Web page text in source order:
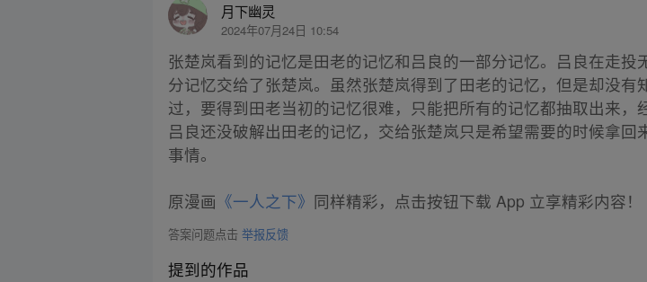
月下幽灵
2024年07月24日 10:54
张楚岚看到的记忆是田老的记忆和吕良的一部分记忆。吕良在走
分记忆交给了张楚岚。虽然张楚岚得到了田老的记忆，但是却没
过，要得到田老当初的记忆很难，只能把所有的记忆都抽取出来
吕良还没破解出田老的记忆，交给张楚岚只是希望需要的时候拿
事情。
原漫画 《一人之下》 同样精彩，点击按钮下载 App 立享精彩内容！
答案问题点击举报反馈
提到的作品